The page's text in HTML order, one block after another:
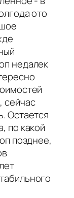
ото
недалек
сейчас
Остается
по какой
позднее,